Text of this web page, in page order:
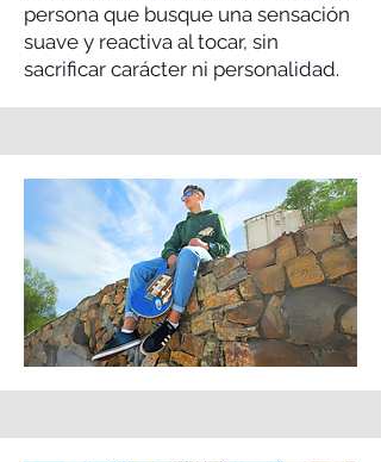
persona que busque una sensación
suave y reactiva al tocar, sin
sacrificar carácter ni personalidad.